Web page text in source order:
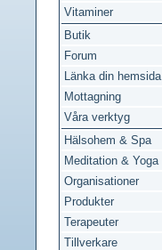
Vitaminer
Butik
Forum
Länka din hemsida
Mottagning
Våra verktyg
Hälsohem & Spa
Meditation & Yoga
Organisationer
Produkter
Terapeuter
Tillverkare